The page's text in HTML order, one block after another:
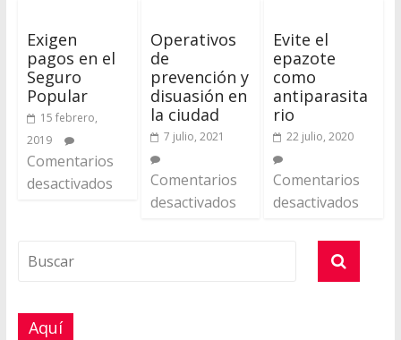
Exigen
pagos en el
Seguro
Popular
15 febrero,
2019
Comentarios
desactivados
Operativos
de
prevención y
disuasión en
la ciudad
7 julio, 2021
Comentarios
desactivados
Evite el
epazote
como
antiparasita
rio
22 julio, 2020
Comentarios
desactivados
Aquí